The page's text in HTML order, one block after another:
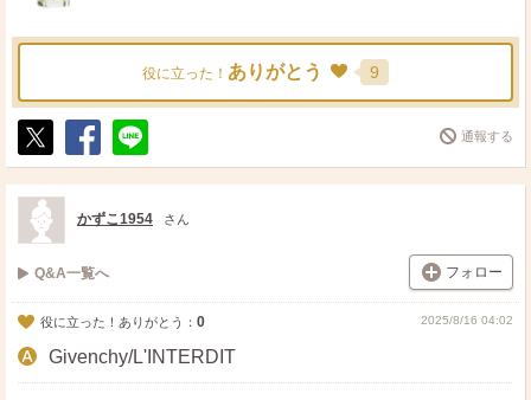
役に立った！ ありがとう 9
ポ
ス
ト
シ
ェ
送
る
通報する
かずこ1954 さん
Q&A一覧へ フォロー
役に立った！ありがとう： 0 2025/8/16 04:02
Givenchy/L'INTERDIT